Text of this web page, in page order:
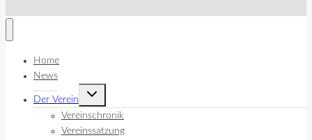
Home
News
Der Verein
Untermenü
umschalten
Vereinschronik
Vereinssatzung